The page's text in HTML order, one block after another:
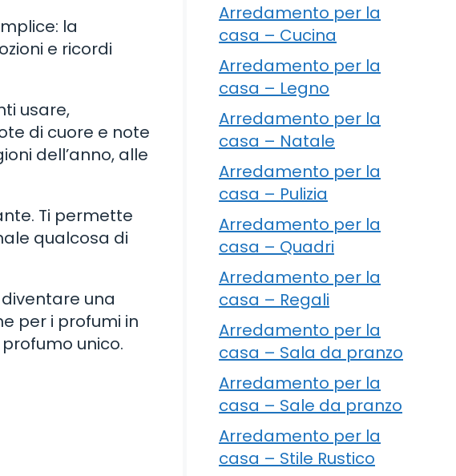
la
e ricordi
usare,
di cuore e note
dell’anno, alle
Ti permette
qualcosa di
una
per i profumi in
unico.
Arredamento per la
casa – Cucina
Arredamento per la
casa – Legno
Arredamento per la
casa – Natale
Arredamento per la
casa – Pulizia
Arredamento per la
casa – Quadri
Arredamento per la
casa – Regali
Arredamento per la
casa – Sala da pranzo
Arredamento per la
casa – Sale da pranzo
Arredamento per la
casa – Stile Rustico